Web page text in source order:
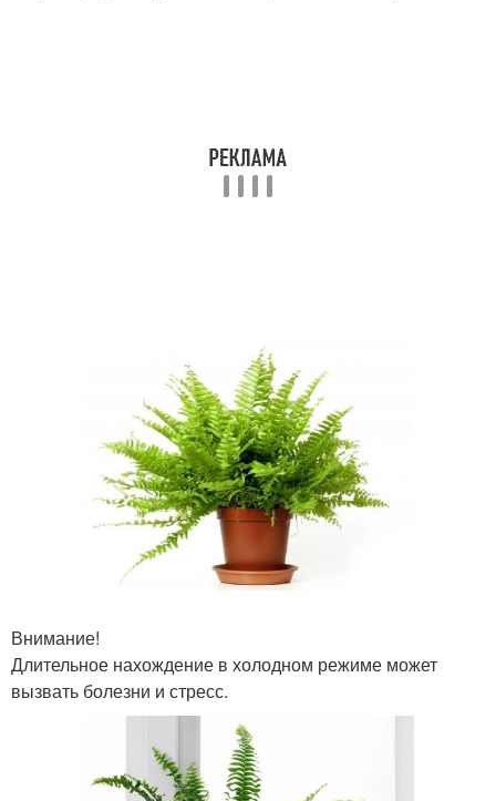
Внимание!
Длительное нахождение в холодном режиме может
вызвать болезни и стресс.